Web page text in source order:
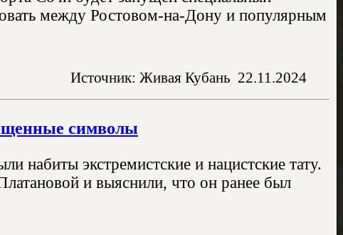
между Ростовом-на-Дону и популярным
Источник: Живая Кубань 22.11.2024
символы
набиты экстремистские и нацистские тату.
и выяснили, что он ранее был